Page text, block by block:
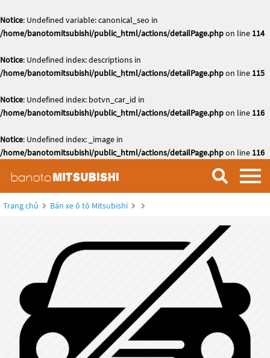
Notice: Undefined variable: canonical_seo in
/home/banotomitsubishi/public_html/actions/detailPage.phpon line 114
Notice: Undefined index: descriptions in
/home/banotomitsubishi/public_html/actions/detailPage.phpon line 115
Notice: Undefined index: botvn_car_id in
/home/banotomitsubishi/public_html/actions/detailPage.phpon line 116
Notice: Undefined index: _image in
/home/banotomitsubishi/public_html/actions/detailPage.phpon line 116
Trang chủ Bán xe ô tô Mitsubishi